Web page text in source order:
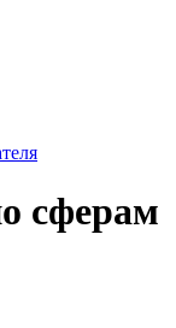
сферам